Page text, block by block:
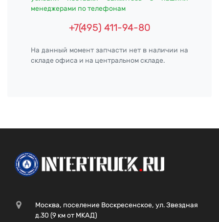
менеджерами по телефонам
+7(495) 411-94-80
На данный момент запчасти нет в наличии на
складе офиса и на центральном складе.
Москва, поселение Воскресенское, ул. Звездная
д.30 (9 км от МКАД)